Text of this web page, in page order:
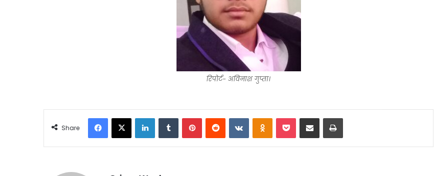
रिपोर्ट- अविनाश गुप्ता।
Share
Facebook
X LinkedInTumblrPinterestReddit VKontakteOdnoklassniki
PocketShare via Email Print